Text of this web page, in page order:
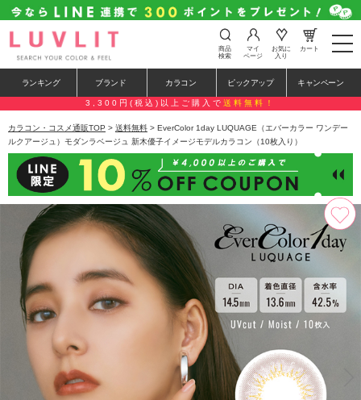
t
o
e
n
a
a
i
o
n
商品
検索
マイ
ページ
お気に
入り
カート
ランキング ブランド カラコン ピックアップ キャンペーン
3,300円(税込)以上ご購入で 送料無料！
カラコン・コスメ通販TOP > 送料無料 > EverColor 1day LUQUAGE（エバーカラー ワンデー
ルクアージュ）モダンラベージュ 新木優子イメージモデルカラコン（10枚入り）